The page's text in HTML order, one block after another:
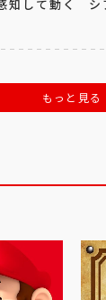
知して動く シ
もっと見る